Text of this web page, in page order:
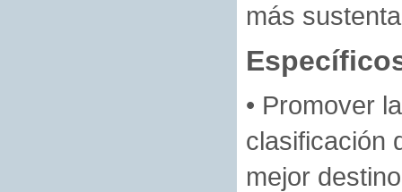
más
• Promover
clasificación
mejor